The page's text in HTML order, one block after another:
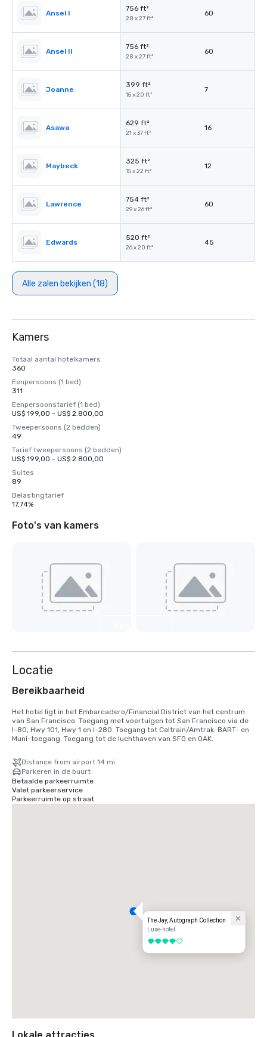
Ansel I
756 ft²
28 x 27 ft²
60
Ansel II
756 ft²
28 x 27 ft²
60
Joanne
399 ft²
15 x 20 ft²
7
Asawa
629 ft²
21 x 37 ft²
16
Maybeck
325 ft²
15 x 22 ft²
12
Lawrence
754 ft²
29 x 26 ft²
60
Edwards
520 ft²
26 x 20 ft²
45
Alle zalen bekijken (18)
Kamers
Totaal aantal hotelkamers
360
Eenpersoons (1 bed)
311
Eenpersoonstarief (1 bed)
US$ 199,00 - US$ 2.800,00
Tweepersoons (2 bedden)
49
Tarief tweepersoons (2 bedden)
US$ 199,00 - US$ 2.800,00
Suites
89
Belastingtarief
17,74%
Foto's van kamers
Locatie
Bereikbaarheid
Het hotel ligt in het Embarcadero/Financial District van het centrum
van San Francisco. Toegang met voertuigen tot San Francisco via de
I-80, Hwy 101, Hwy 1 en I-280. Toegang tot Caltrain/Amtrak. BART- en
Muni-toegang. Toegang tot de luchthaven van SFO en OAK.
Distance from airport 14 mi
Parkeren in de buurt
Betaalde parkeerruimte
Valet parkeerservice
Parkeerruimte op straat
The Jay, Autograph Collection
Luxe-hotel
4 van 5